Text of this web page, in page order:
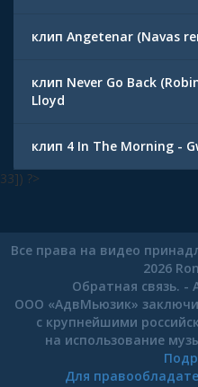
клип Angetenar (Navas
клип Never Go Back
Lloyd
клип 4 In The Morning -
33]) ?>
Все права на видео
2026
Обратная связь. -
ООО «АдвМьюзик»
с крупнейшими
на использование
Для